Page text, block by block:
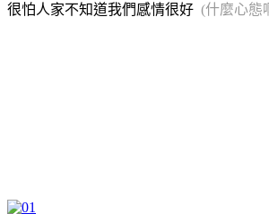
很怕人家不知道我們感情很好 (什麼心態